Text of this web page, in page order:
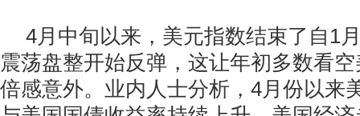
4月中旬以来，美元指数结束了自1
震荡盘整开始反弹，这让年初多数看
倍感意外。业内人士分析，4月份以来